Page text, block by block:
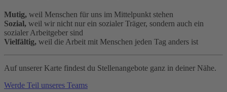
Mutig, weil Menschen für uns im Mittelpunkt stehen
Sozial, weil wir nicht nur ein sozialer Träger, sondern auch ein
sozialer Arbeitgeber sind
Vielfältig, weil die Arbeit mit Menschen jeden Tag anders ist
Auf unserer Karte findest du Stellenangebote ganz in deiner Nähe.
Werde Teil unseres Teams